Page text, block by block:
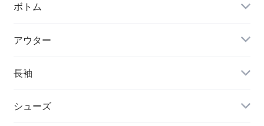
ボトム
アウター
長袖
シューズ